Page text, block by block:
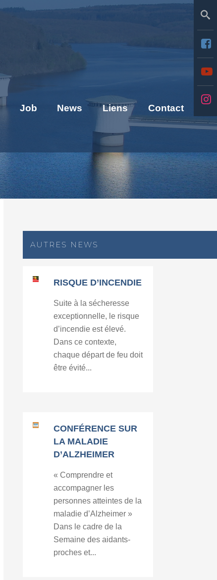
Job News Liens Contact
AUTRES NEWS
RISQUE D’INCENDIE
Suite à la sécheresse
exceptionnelle, le risque
d’incendie est élevé.
Dans ce contexte,
chaque départ de feu doit
être évité...
CONFÉRENCE SUR
LA MALADIE
D’ALZHEIMER
« Comprendre et
accompagner les
personnes atteintes de la
maladie d’Alzheimer »
Dans le cadre de la
Semaine des aidants-
proches et...